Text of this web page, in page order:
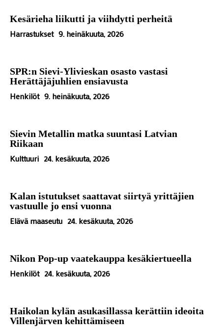
Kesärieha liikutti ja viihdytti perheitä
Harrastukset 9. heinäkuuta, 2026
SPR:n Sievi-Ylivieskan osasto vastasi
Herättäjäjuhlien ensiavusta
Henkilöt 9. heinäkuuta, 2026
Sievin Metallin matka suuntasi Latvian
Riikaan
Kulttuuri 24. kesäkuuta, 2026
Kalan istutukset saattavat siirtyä yrittäjien
vastuulle jo ensi vuonna
Elävä maaseutu 24. kesäkuuta, 2026
Nikon Pop-up vaatekauppa kesäkiertueella
Henkilöt 24. kesäkuuta, 2026
Haikolan kylän asukasillassa kerättiin ideoita
Villenjärven kehittämiseen